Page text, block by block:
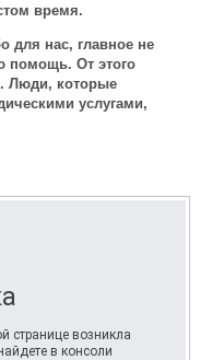
время.
для нас, главное не
помощь. От этого
Люди, которые
услугами,
странице возникла
в консоли